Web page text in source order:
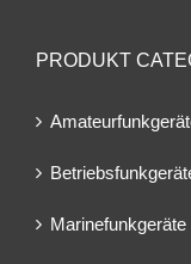
PRODUKT
Marinefunkgeräte